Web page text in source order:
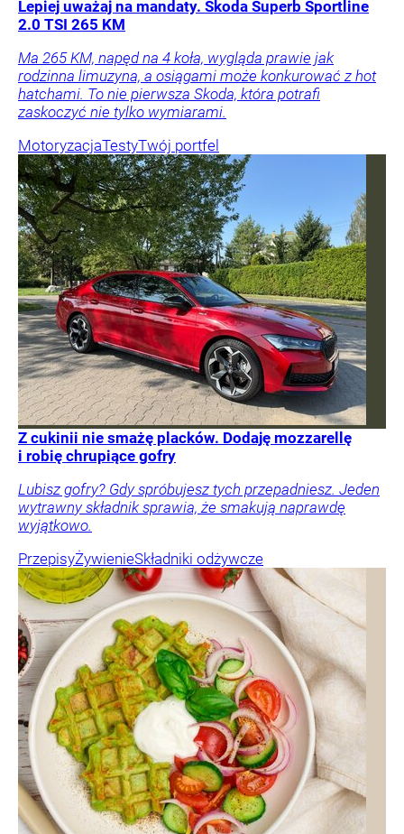
Lepiej uważaj na mandaty. Skoda Superb Sportline
2.0 TSI 265 KM
Ma 265 KM, napęd na 4 koła, wygląda prawie jak
rodzinna limuzyna, a osiągami może konkurować z hot
hatchami. To nie pierwsza Skoda, która potrafi
zaskoczyć nie tylko wymiarami.
MotoryzacjaTestyTwój portfel
Z cukinii nie smażę placków. Dodaję mozzarellę
i robię chrupiące gofry
Lubisz gofry? Gdy spróbujesz tych przepadniesz. Jeden
wytrawny składnik sprawia, że smakują naprawdę
wyjątkowo.
PrzepisyŻywienieSkładniki odżywcze